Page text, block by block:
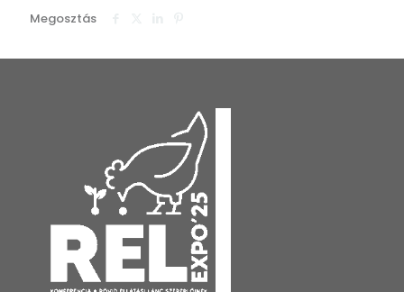
Megosztás